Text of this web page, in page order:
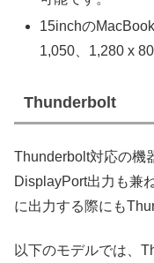
15inchの
1,050、1,280 x
Thunderbolt
Thunderbolt対応の機
DisplayPort出力も兼
に出力する際にも
以下のモデルでは、